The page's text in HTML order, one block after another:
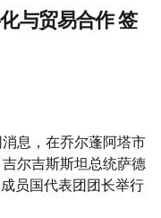
与贸易合作 签
息，在乔尔蓬阿塔市
尔吉斯斯坦总统萨德
员国代表团团长举行